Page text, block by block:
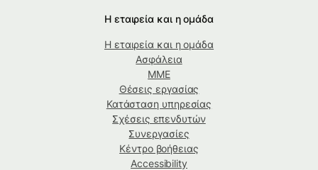
Η εταιρεία και η ομάδα
Η εταιρεία και η ομάδα
Ασφάλεια
ΜΜΕ
Θέσεις εργασίας
Κατάσταση υπηρεσίας
Σχέσεις επενδυτών
Συνεργασίες
Κέντρο βοήθειας
Accessibility